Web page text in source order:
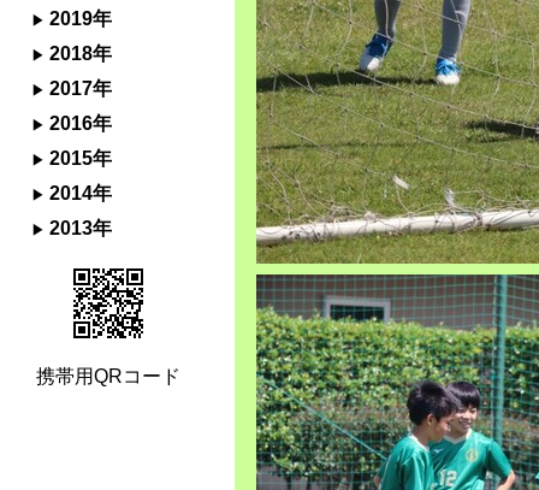
2019年
2018年
2017年
2016年
2015年
2014年
2013年
携帯用QRコード